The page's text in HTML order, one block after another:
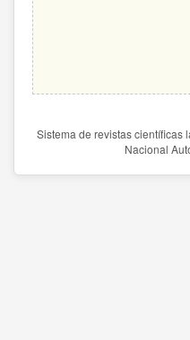
Sistema de revistas científicas
Nacional